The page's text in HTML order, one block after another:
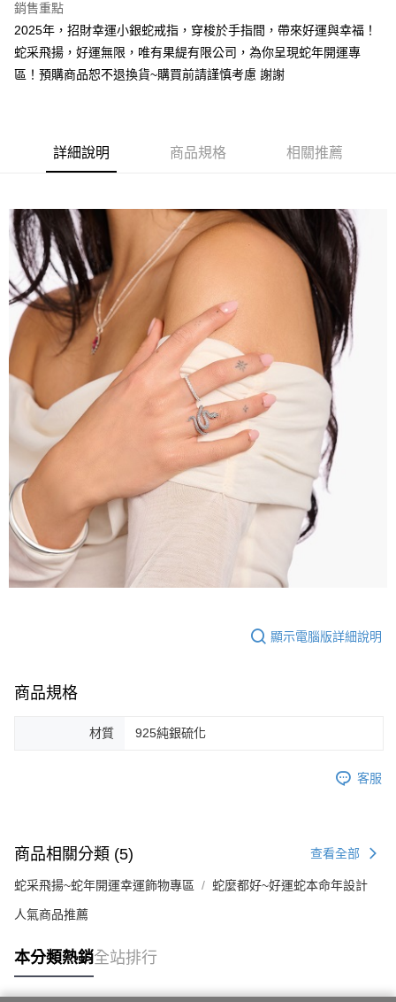
ATM付款
運送方式
黑貓宅急便
銷售重點
2025年，招財幸運小銀蛇戒指，穿梭於手指間，帶來好運與幸福！
蛇采飛揚，好運無限，唯有果緹有限公司，為你呈現蛇年開運專
區！預購商品恕不退換貨~購買前請謹慎考慮 謝謝
詳細說明 商品規格 相關推薦
顯示電腦版詳細說明
商品規格
材質 925純銀硫化
客服
商品相關分類 (5) 查看全部
蛇采飛揚~蛇年開運幸運飾物專區 蛇麼都好~好運蛇本命年設計
人氣商品推薦
本分類熱銷全站排行